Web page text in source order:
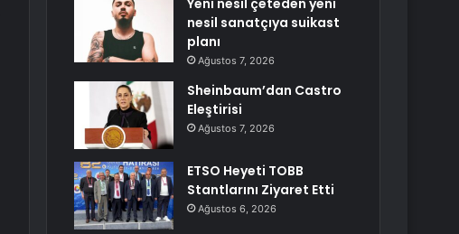
Yeni nesil çeteden yeni
nesil sanatçıya suikast
planı
Ağustos 7, 2026
Sheinbaum’dan Castro
Eleştirisi
Ağustos 7, 2026
ETSO Heyeti TOBB
Stantlarını Ziyaret Etti
Ağustos 6, 2026